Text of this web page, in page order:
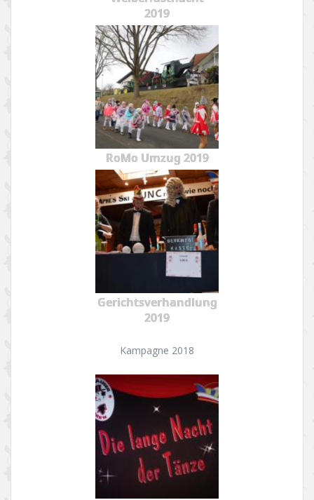
2019
RoMo Umzug 2019
Gerichtsverhandlung
2019
Kampagne 2018